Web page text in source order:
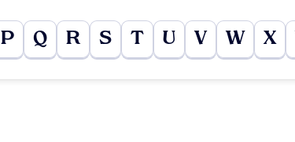
P Q R S T U V W X